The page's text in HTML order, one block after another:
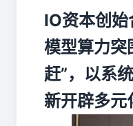
IO资本创
模型算力突
赶”，以系
新开辟多元